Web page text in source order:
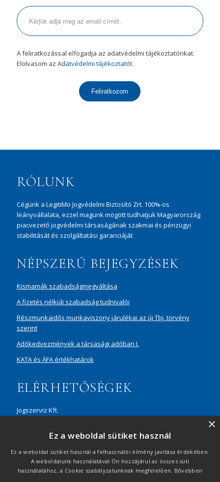
A feliratkozással elfogadja az adatvédelmi tájékoztatónkat.
Elolvasom az Adatvédelmi tájékoztatót.
Feliratkozom
RÓLUNK
Cégünk a LegitiMo Jogvédelmi Biztosító Zrt. 100%-os
leányvállalata, ezzel magunk mögött tudhatjuk Magyarország
piacvezető jogvédelmi társaságának szakmai és pénzügyi
stabilitását és szolgáltatási garanciáját
NÉPSZERŰ BEJEGYZÉSEK
Kismamák szabadságmegváltása
A fizetés nélküli szabadság tudnivalói
Részmunkaidős munkaviszony járulékai az új Tbj. törvény
szerint
Adókedvezmények a társasági adóban I.
KATA és ÁFA értékhatárok
ELÉRHETŐSÉGEK
Jogszerviz Kft.
+36 20 429 0716
ertekesites@jogszerviz.hu
×
Ez a weboldal sütiket használ
Ez a weboldal sütiket használ a felhasználói élmény javítása érdekében.
A weboldalunk használatával Ön hozzájárul az összes süti
használatához, a Cookie szabályzatunknak megfelelően. Bővebben